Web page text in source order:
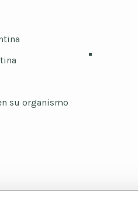
su organismo